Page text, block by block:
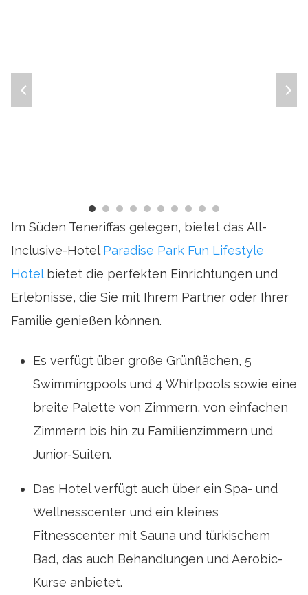
Im Süden Teneriffas gelegen, bietet das All-
Inclusive-HotelParadise Park Fun Lifestyle
Hotelbietet die perfekten Einrichtungen und
Erlebnisse, die Sie mit Ihrem Partner oder Ihrer
Familie genießen können.
Es verfügt über große Grünflächen, 5
Swimmingpools und 4 Whirlpools sowie eine
breite Palette von Zimmern, von einfachen
Zimmern bis hin zu Familienzimmern und
Junior-Suiten.
Das Hotel verfügt auch über ein Spa- und
Wellnesscenter und ein kleines
Fitnesscenter mit Sauna und türkischem
Bad, das auch Behandlungen und Aerobic-
Kurse anbietet.